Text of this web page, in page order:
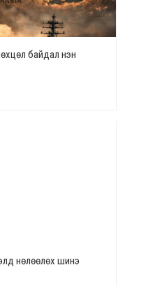
байдал нэн
нөлөөлөх шинэ